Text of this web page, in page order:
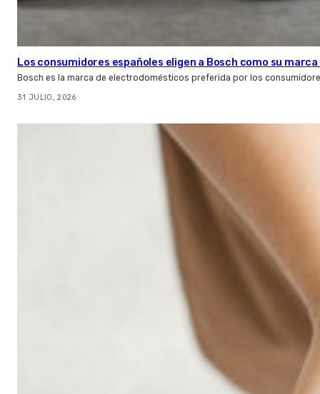
Los consumidores españoles eligen a Bosch como su
Bosch es la marca de electrodomésticos preferida por los
31 JULIO, 2026